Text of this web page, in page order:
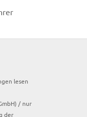
lesen
/ nur
der